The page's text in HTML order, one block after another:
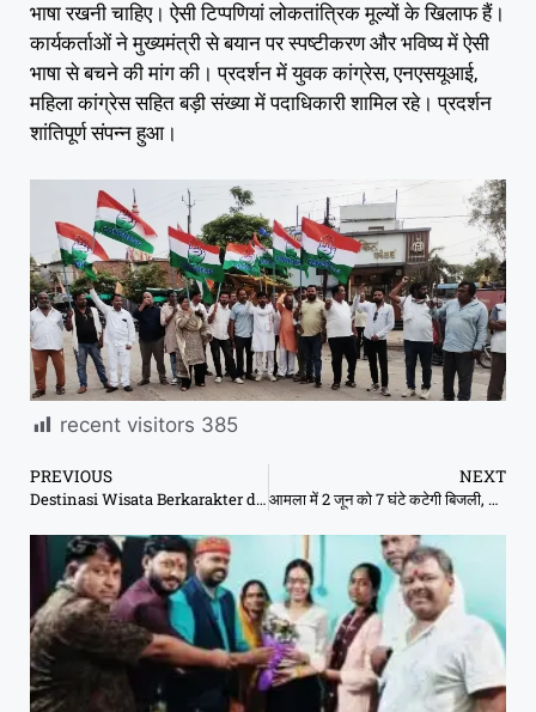
भाषा रखनी चाहिए। ऐसी टिप्पणियां लोकतांत्रिक मूल्यों के खिलाफ हैं।
कार्यकर्ताओं ने मुख्यमंत्री से बयान पर स्पष्टीकरण और भविष्य में ऐसी
भाषा से बचने की मांग की। प्रदर्शन में युवक कांग्रेस, एनएसयूआई,
महिला कांग्रेस सहित बड़ी संख्या में पदाधिकारी शामिल रहे। प्रदर्शन
शांतिपूर्ण संपन्न हुआ।
recent visitors 385
PREVIOUS
Destinasi Wisata Berkarakter dengan Alam dan Budaya Menarik
NEXT
आमला में 2 जून को 7 घंटे कटेगी बिजली, RDSS कार्य के कारण सप्लाई बाधित ।